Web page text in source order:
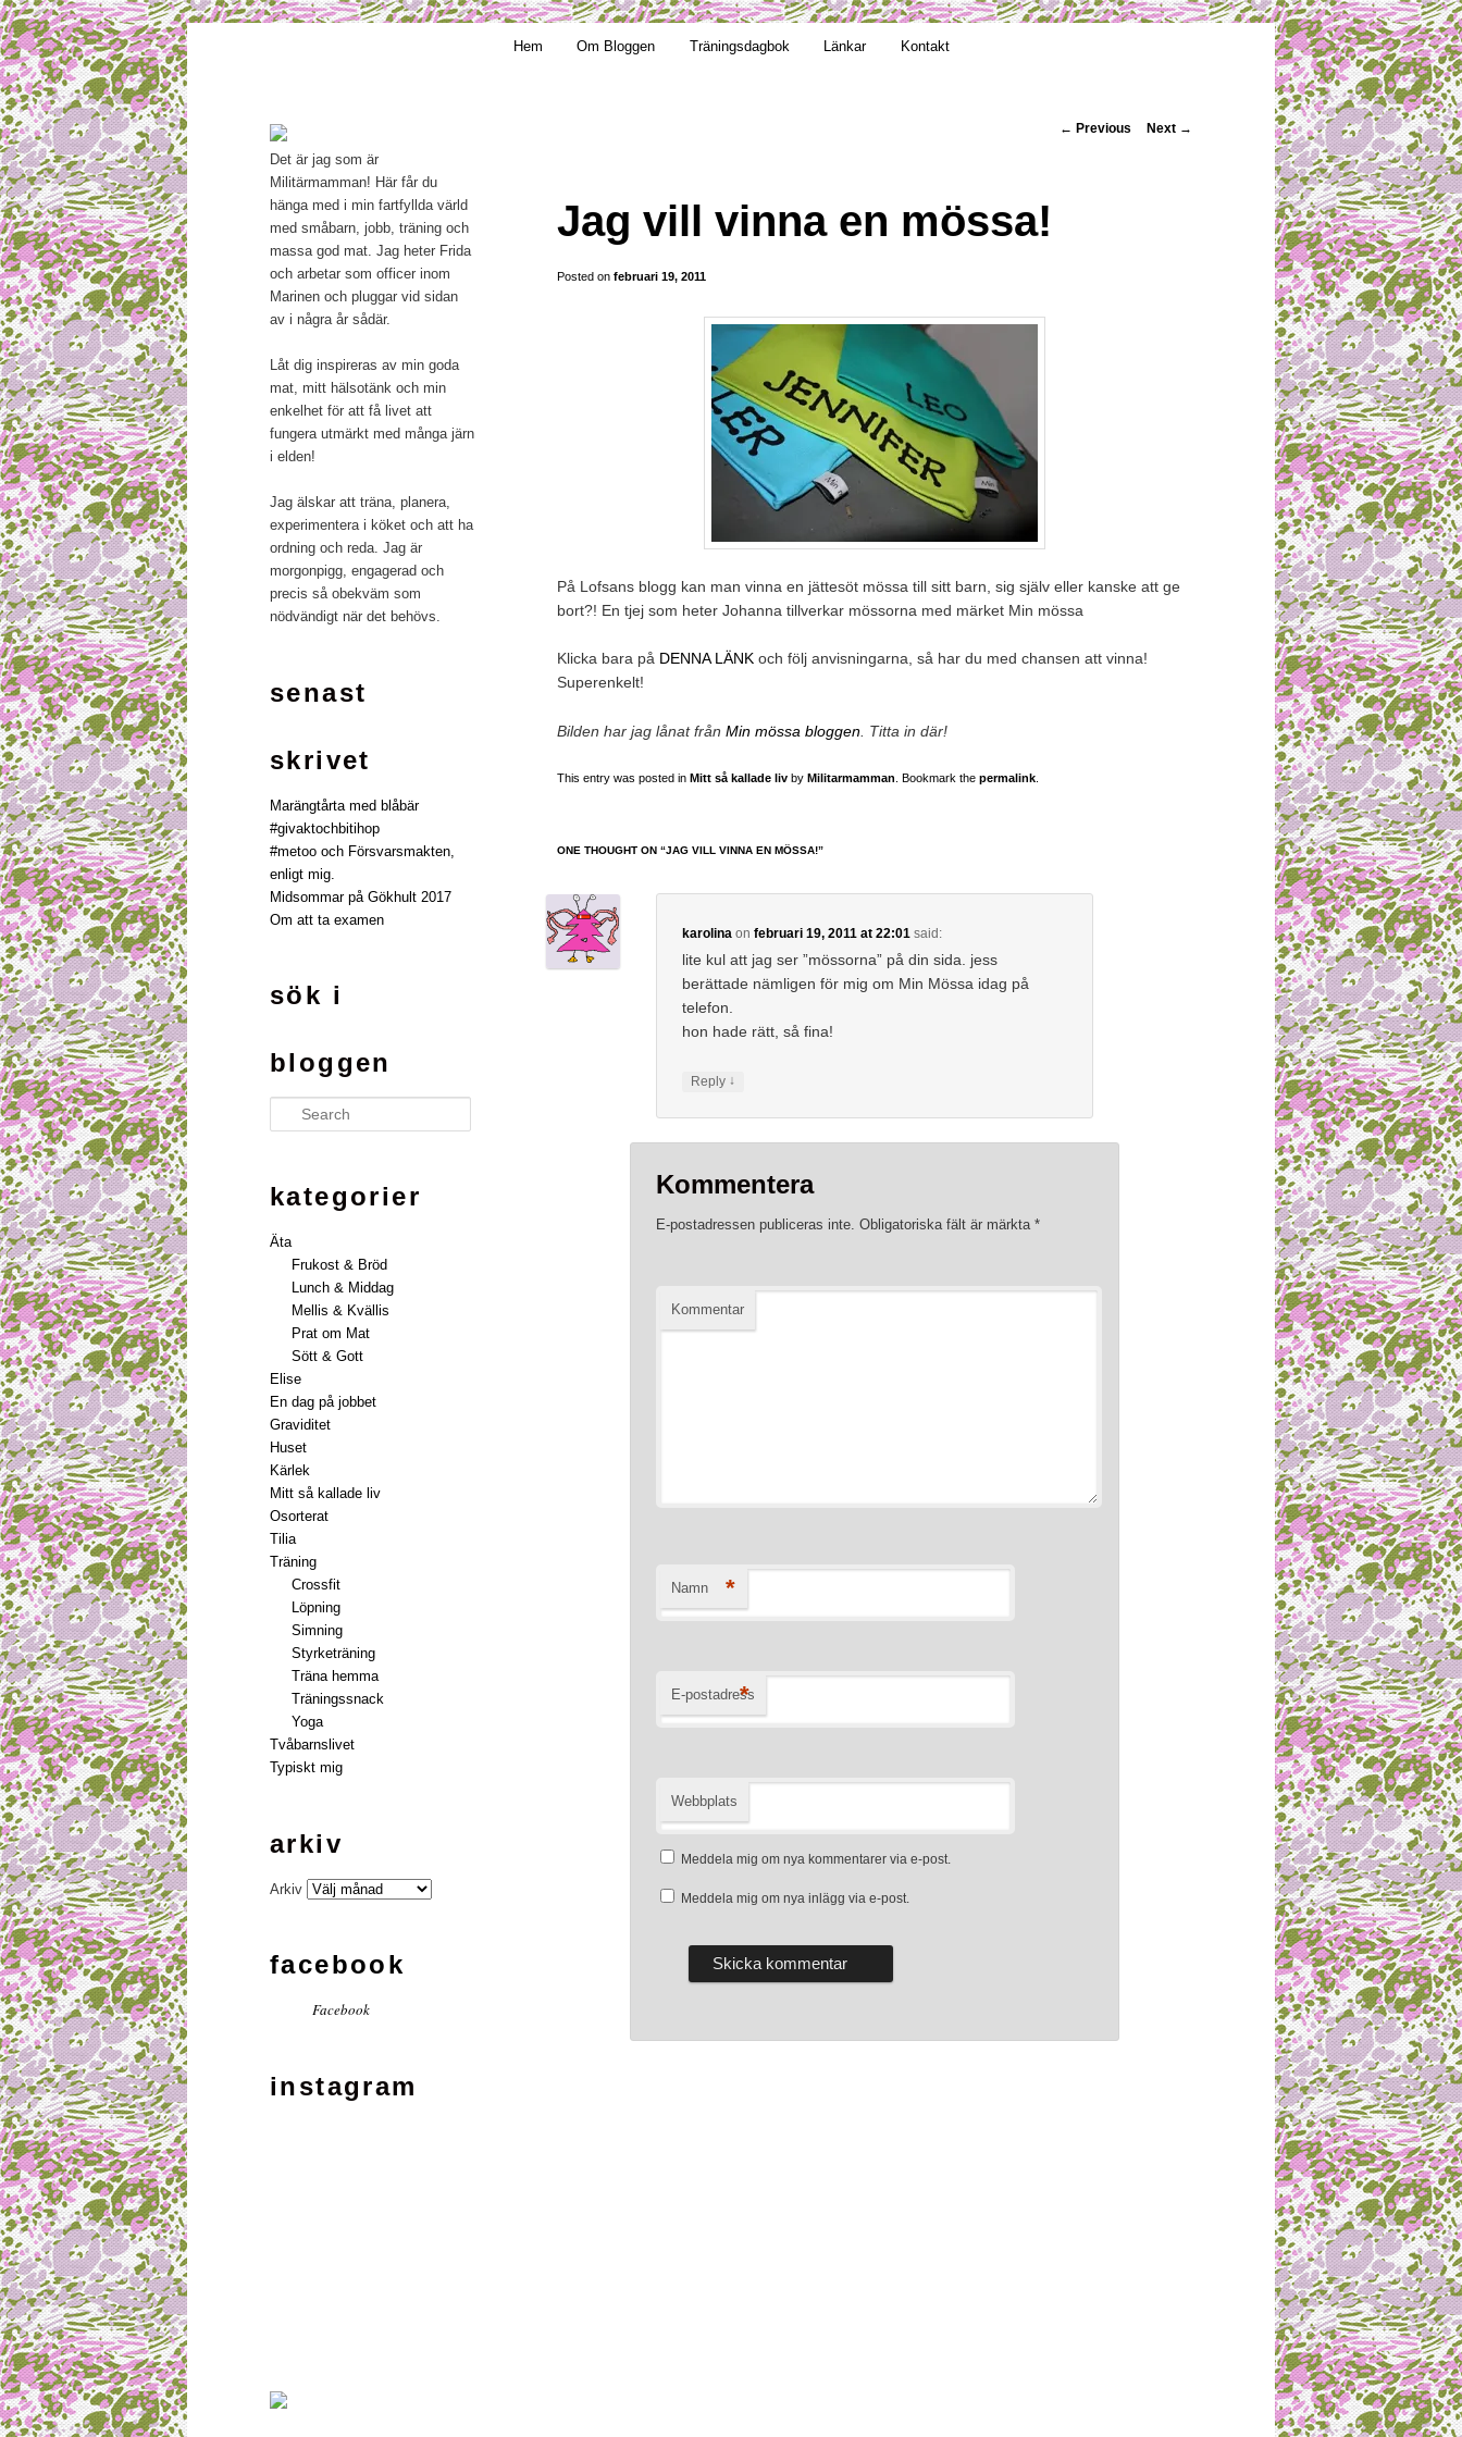
Mamma, militär och märkbart obekväm
Hem Om Bloggen Träningsdagbok Länkar Kontakt
Post navigation
← Previous Next →
Jag vill vinna en mössa!
Posted on februari 19, 2011
På Lofsans blogg kan man vinna en jättesöt mössa till sitt barn, sig själv eller kanske att ge
bort?! En tjej som heter Johanna tillverkar mössorna med märket Min mössa
Klicka bara på DENNA LÄNK och följ anvisningarna, så har du med chansen att vinna!
Superenkelt!
Bilden har jag lånat från Min mössa bloggen . Titta in där!
This entry was posted in Mitt så kallade liv by Militarmamman . Bookmark the permalink
ONE THOUGHT ON “JAG VILL VINNA EN MÖSSA!”
karolinaon februari 19, 2011 at 22:01 said:
lite kul att jag ser ”mössorna” på din sida. jess
berättade nämligen för mig om Min Mössa idag på
telefon.
hon hade rätt, så fina!
Reply ↓
Kommentera
E-postadressen publiceras inte. Obligatoriska fält är märkta *
Kommentar
Namn *
E-postadress
*
Webbplats
Meddela mig om nya kommentarer via e-post.
Meddela mig om nya inlägg via e-post.
Det är jag som är
Militärmamman! Här får du
hänga med i min fartfyllda värld
med småbarn, jobb, träning och
massa god mat. Jag heter Frida
och arbetar som officer inom
Marinen och pluggar vid sidan
av i några år sådär.
Låt dig inspireras av min goda
mat, mitt hälsotänk och min
enkelhet för att få livet att
fungera utmärkt med många järn
i elden!
Jag älskar att träna, planera,
experimentera i köket och att ha
ordning och reda. Jag är
morgonpigg, engagerad och
precis så obekväm som
nödvändigt när det behövs.
senast
skrivet
Marängtårta med blåbär
#givaktochbitihop
#metoo och Försvarsmakten,
enligt mig.
Midsommar på Gökhult 2017
Om att ta examen
sök i
bloggen
Search
kategorier
Äta
Frukost & Bröd
Lunch & Middag
Mellis & Kvällis
Prat om Mat
Sött & Gott
Elise
En dag på jobbet
Graviditet
Huset
Kärlek
Mitt så kallade liv
Osorterat
Tilia
Träning
Crossfit
Löpning
Simning
Styrketräning
Träna hemma
Träningssnack
Yoga
Tvåbarnslivet
Typiskt mig
arkiv
Arkiv
facebook
Facebook
instagram